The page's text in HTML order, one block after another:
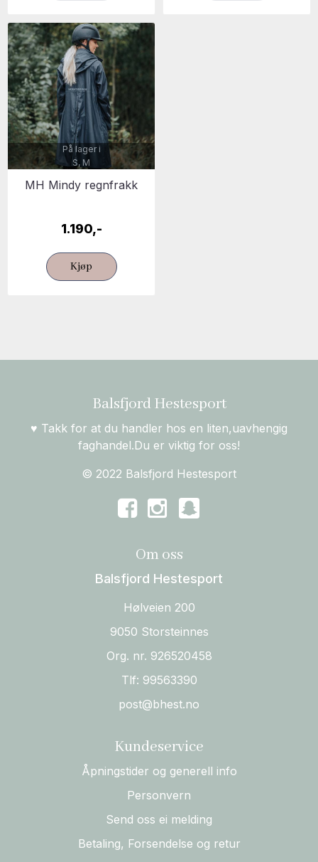
På lager i
S, M
MH Mindy regnfrakk
1.190,-
Kjøp
Balsfjord Hestesport
♥ Takk for at du handler hos en liten,uavhengig
faghandel.Du er viktig for oss!
© 2022 Balsfjord Hestesport
Om oss
Balsfjord Hestesport
Hølveien 200
9050 Storsteinnes
Org. nr. 926520458
Tlf: 99563390
post@bhest.no
Kundeservice
Åpningstider og generell info
Personvern
Send oss ei melding
Betaling, Forsendelse og retur